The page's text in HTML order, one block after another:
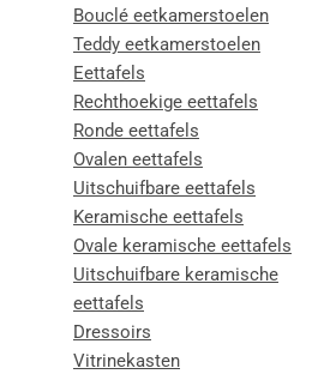
Bouclé eetkamerstoelen
Teddy eetkamerstoelen
Eettafels
Rechthoekige eettafels
Ronde eettafels
Ovalen eettafels
Uitschuifbare eettafels
Keramische eettafels
Ovale keramische eettafels
Uitschuifbare keramische
eettafels
Dressoirs
Vitrinekasten